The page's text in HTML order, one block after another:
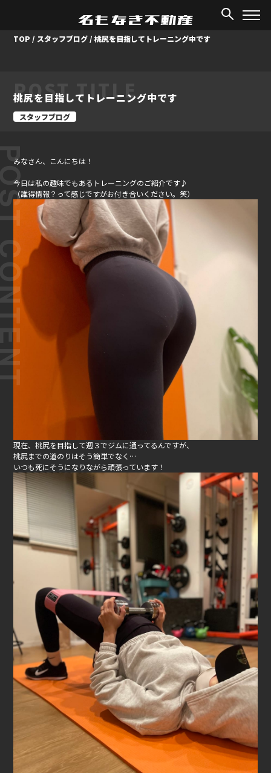
TOP / スタッフブログ /桃尻を目指してトレーニング中です
POST TITLE
桃尻を目指してトレーニング中です
スタッフブログ
みなさん、こんにちは！
今日は私の趣味でもあるトレーニングのご紹介です♪
（誰得情報？って感じですがお付き合いください。笑）
現在、桃尻を目指して週３でジムに通ってるんですが、
桃尻までの道のりはそう簡単でなく…
いつも死にそうになりながら頑張っています！